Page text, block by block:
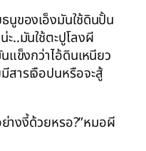
นูของเอ็งมันใช้ดินปั้น
..มันใช้ตะปูโลงผี
แข็งกว่าไอ้ดินเหนียว
ารเจือปนหรือจะสู้
างงี้ด้วยหรอ?”หมอผี